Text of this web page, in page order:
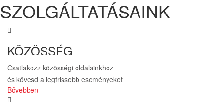
SZOLGÁLTATÁSAINK
KÖZÖSSÉG
Csatlakozz közösségi oldalainkhoz
és kövesd a legfrissebb eseményeket
Bővebben